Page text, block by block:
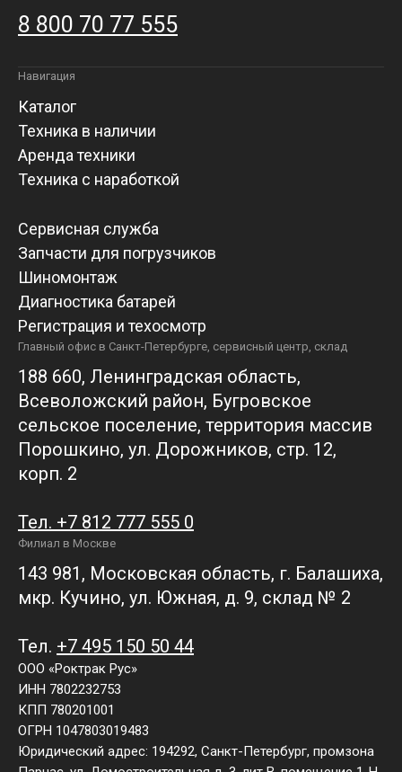
8 800 70 77 555
Навигация
Каталог
Техника в наличии
Аренда техники
Техника с наработкой
Сервисная служба
Запчасти для погрузчиков
Шиномонтаж
Диагностика батарей
Регистрация и техосмотр
Главный офис в Санкт-Петербурге, сервисный центр, склад
188 660, Ленинградская область,
Всеволожский район, Бугровское
сельское поселение, территория массив
Порошкино, ул. Дорожников, стр. 12,
корп. 2
Тел. +7 812 777 555 0
Филиал в Москве
143 981, Московская область, г. Балашиха,
мкр. Кучино, ул. Южная, д. 9, склад № 2
Тел. +7 495 150 50 44
ООО «Роктрак Рус»
ИНН 7802232753
КПП 780201001
ОГРН 1047803019483
Юридический адрес: 194292, Санкт-Петербург, промзона